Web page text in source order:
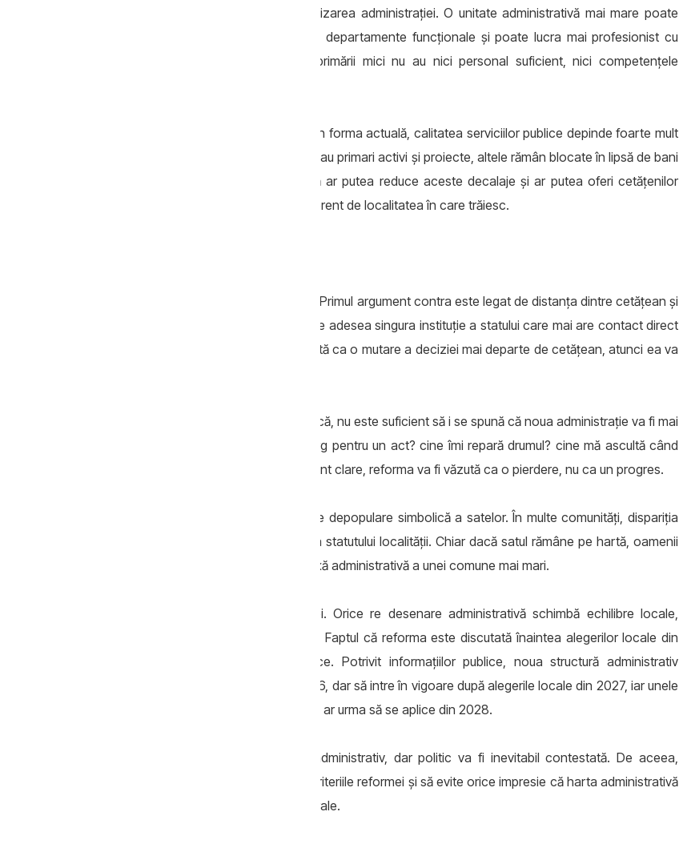
Un al doilea beneficiu este profesionalizarea administrației. O unitate administrativă mai mare poate
atrage specialiști mai buni, poate avea departamente funcționale și poate lucra mai profesionist cu
finanțările externe. În prezent, multe primării mici nu au nici personal suficient, nici competențele
Un al treilea beneficiu ține de echitate. În forma actuală, calitatea serviciilor publice depinde foarte mult
de capacitatea locală. Unele comunități au primari activi și proiecte, altele rămân blocate în lipsă de bani
și personal. O reorganizare bine făcută ar putea reduce aceste decalaje și ar putea oferi cetățenilor
servicii mai apropiate ca standard, indiferent de localitatea în care trăiesc.
Totuși, reforma nu este lipsită de riscuri. Primul argument contra este legat de distanța dintre cetățean și
administrație. În satele mici, primăria este adesea singura instituție a statului care mai are contact direct
cu oamenii. Dacă reforma este percepută ca o mutare a deciziei mai departe de cetățean, atunci ea va
Pentru un locuitor dintr-o comunitate mică, nu este suficient să i se spună că noua administrație va fi mai
eficientă. El va întreba simplu: unde merg pentru un act? cine îmi repară drumul? cine mă ascultă când
am o problemă? Dacă răspunsurile nu sunt clare, reforma va fi văzută ca o pierdere, nu ca un progres.
Al doilea argument contra este riscul de depopulare simbolică a satelor. În multe comunități, dispariția
primăriei poate fi percepută ca dispariția statutului localității. Chiar dacă satul rămâne pe hartă, oamenii
pot simți că localitatea lor devine o anexă administrativă a unei comune mai mari.
Al treilea risc este politizarea reformei. Orice re desenare administrativă schimbă echilibre locale,
influențe electorale și centre de putere. Faptul că reforma este discutată înaintea alegerilor locale din
2027 poate alimenta suspiciuni politice. Potrivit informațiilor publice, noua structură administrativ
teritorială ar urma să fie aprobată în 2026, dar să intre în vigoare după alegerile locale din 2027, iar unele
schimbări privind finanțele publice locale ar urma să se aplice din 2028.
Această etapizare poate fi rațională administrativ, dar politic va fi inevitabil contestată. De aceea,
Guvernul trebuie să explice foarte clar criteriile reformei și să evite orice impresie că harta administrativă
este redesenată pentru avantaje electorale.